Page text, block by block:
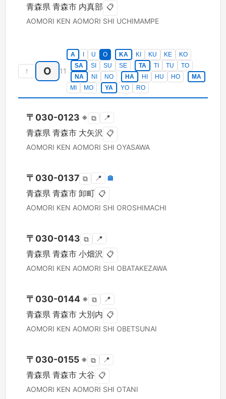
青森県 青森市 内真部 📋
AOMORI KEN AOMORI SHI UCHIMAMPE
↑ O 11
A U O KA KI KU KE
KO
SA
SI SU SE TA TI TU
TO
NA
NI NO HA HI HU HO
MA
MI
MO YA YO RO
〒 030-0123 ※ ⧉ 📍
青森県 青森市 大矢沢 📋
AOMORI KEN AOMORI SHI OYASAWA
〒 030-0137 ⧉ 📍 🏣
青森県 青森市 卸町 📋
AOMORI KEN AOMORI SHI OROSHIMACHI
〒 030-0143 ⧉ 📍
青森県 青森市 小畑沢 📋
AOMORI KEN AOMORI SHI OBATAKEZAWA
〒 030-0144 ※ ⧉ 📍
青森県 青森市 大別内 📋
AOMORI KEN AOMORI SHI OBETSUNAI
〒 030-0155 ※ ⧉ 📍
青森県 青森市 大谷 📋
AOMORI KEN AOMORI SHI OTANI